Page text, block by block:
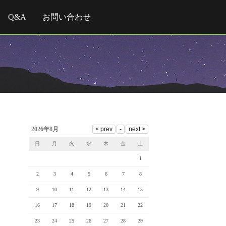
Q&A お問い合わせ
2026年8月
日 月 火 水 木 金 土
1
2 3 4 5 6 7 8
9 10 11 12 13 14 15
16 17 18 19 20 21 22
23 24 25 26 27 28 29